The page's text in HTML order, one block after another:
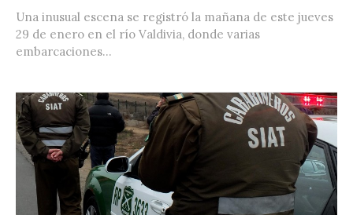
Una inusual escena se registró la mañana de este jueves
29 de enero en el río Valdivia, donde varias
embarcaciones...